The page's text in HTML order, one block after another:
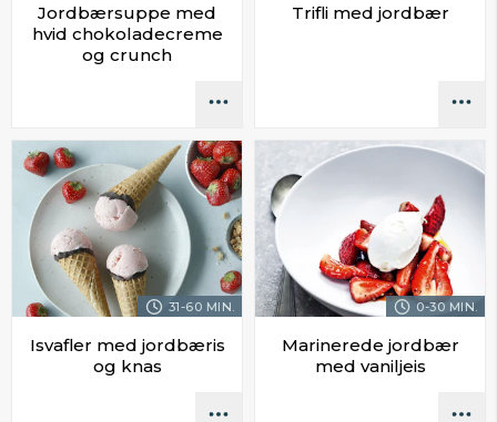
Jordbærsuppe med
hvid chokoladecreme
og crunch
Trifli med jordbær
31-60 MIN.
Isvafler med jordbæris
og knas
0-30 MIN.
Marinerede jordbær
med vaniljeis